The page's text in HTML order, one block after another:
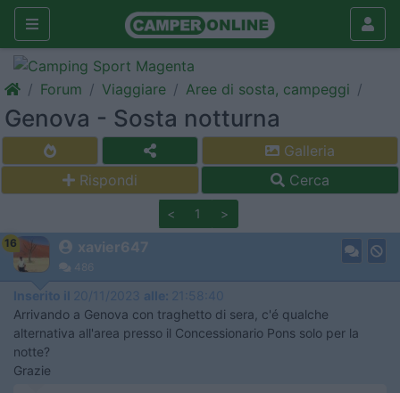
Forum Viaggiare Aree di sosta, campeggi
Genova - Sosta notturna
Galleria
Rispondi
Cerca
< 1 >
16 xavier647
486
Inserito il 20/11/2023 alle: 21:58:40
Arrivando a Genova con traghetto di sera, c'é qualche
alternativa all'area presso il Concessionario Pons solo per la
notte?
Grazie